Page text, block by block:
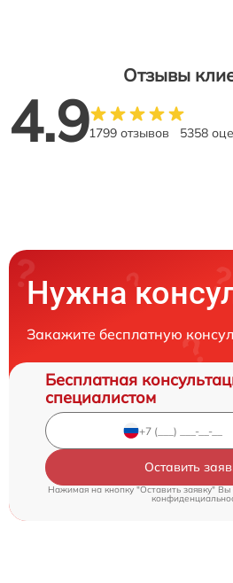
Отзывы
4.91799 отзывов 5358
Нужна
Закажите бесплатную
Бесплатная
специалистом
Оставить
Нажимая на кнопку "Оставить заявку" Вы